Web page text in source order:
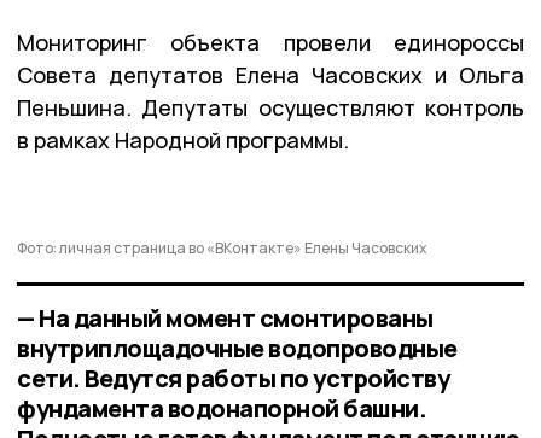
Мониторинг объекта провели единороссы
Совета депутатов Елена Часовских и Ольга
Пеньшина. Депутаты осуществляют контроль
в рамках Народной программы.
Фото: личная страница во «ВКонтакте» Елены Часовских
— На данный момент смонтированы
внутриплощадочные водопроводные
сети. Ведутся работы по устройству
фундамента водонапорной башни.